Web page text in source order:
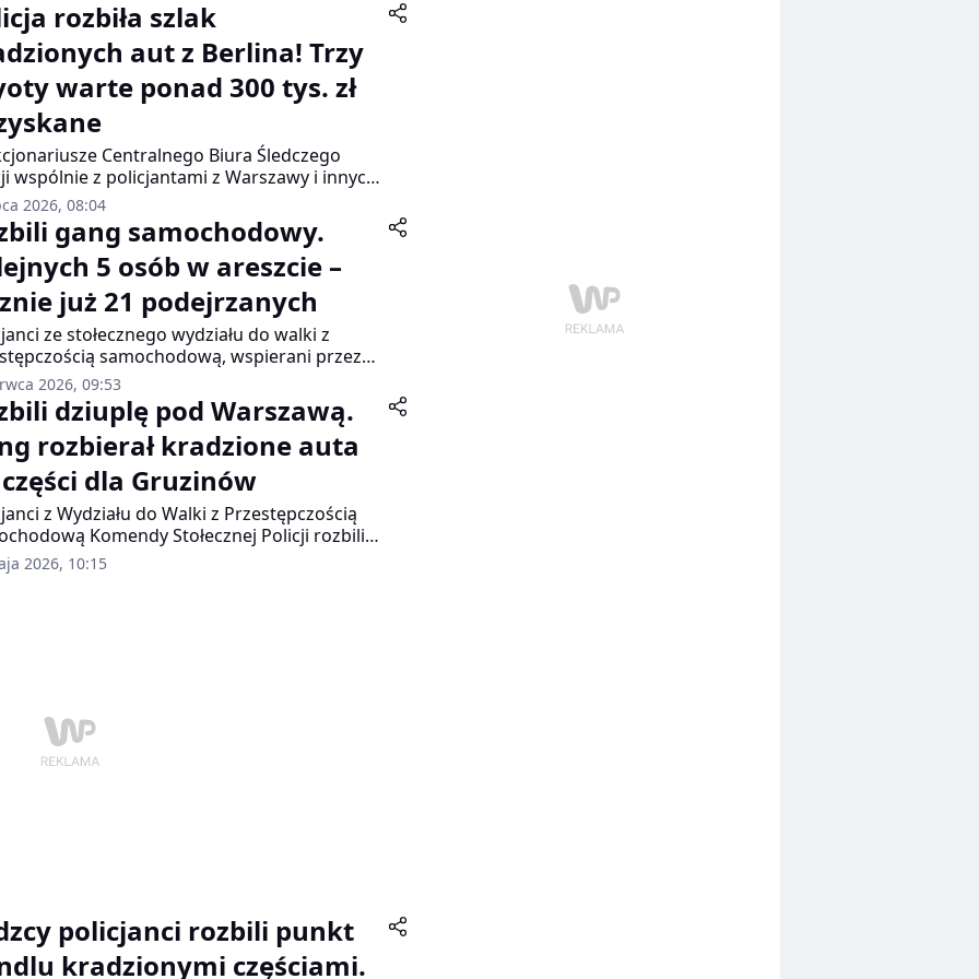
rozbiła szlak
aut z Berlina! Trzy
warte ponad 300 tys. zł
Centralnego Biura Śledczego
wspólnie z policjantami z Warszawy i innych
jednostek odnieśli spektakularny
w walce z międzynarodową
samochodową. W ciągu kilku
odzyskali trzy samochody marki Toyota
w stolicy Niemiec.
2026, 08:04
gang samochodowy.
5 osób w areszcie –
już 21 podejrzanych
ze stołecznego wydziału do walki z
samochodową, wspierani przez
i funkcjonariuszy kilku innych
uderzyli ponownie w zorganizowaną
specjalizującą się w kradzieżach aut i
W ramach śledztwa prowadzonego od
roku zatrzymano pięciu kolejnych mężczyzn.
2026, 09:53
dziuplę pod Warszawą.
rozbierał kradzione auta
dla Gruzinów
z Wydziału do Walki z Przestępczością
Komendy Stołecznej Policji rozbili
grupę, która specjalizowała się w
skradzionych samochodów i sprzedaży
2026, 10:15
policjanci rozbili punkt
kradzionymi częściami.